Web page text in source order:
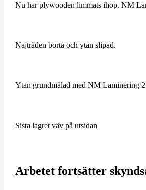
Nu har plywooden limmats ihop. NM
Najtråden borta och ytan slipad.
Ytan grundmålad med NM Laminering
Sista lagret väv på utsidan
Arbetet fortsätter